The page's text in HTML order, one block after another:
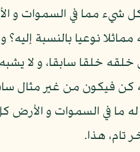
شيء مما في السموات و
نوعيا بالنسبة
خلقا سابقا، و لا يشبه
كن فيكون من غير مثال
ما في السموات و الأرض
تام، هذا.